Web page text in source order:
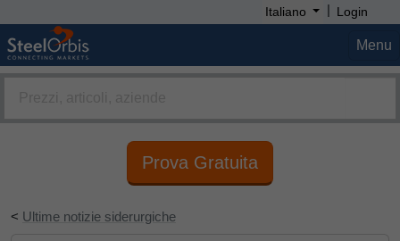
Italiano | Login
Menu
Prova Gratuita
< Ultime notizie siderurgiche